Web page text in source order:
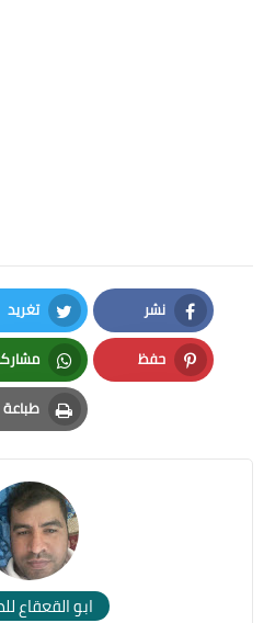
نشر
Facebook
تغريد
Twitter
حفظ
Pinterest
طباعة
Print
ابو القعقاع